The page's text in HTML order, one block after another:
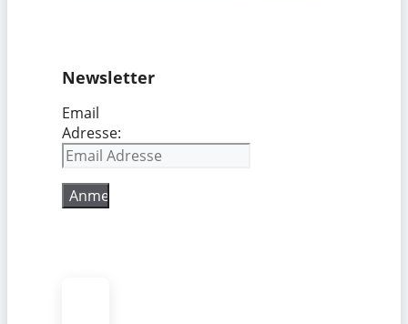
Newsletter
Email
Adresse: